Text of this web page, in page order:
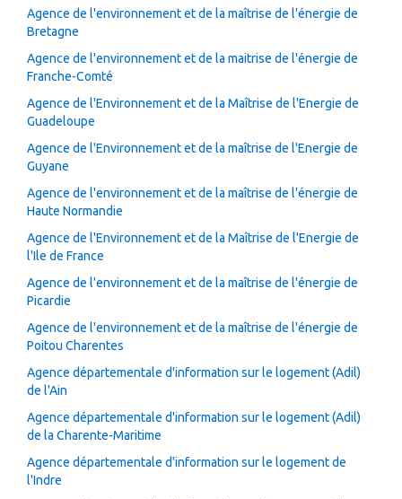
Agence de l'environnement et de la maîtrise de l'énergie de
Bretagne
Agence de l'environnement et de la maitrise de l'énergie de
Franche-Comté
Agence de l'Environnement et de la Maîtrise de l'Energie de
Guadeloupe
Agence de l'Environnement et de la maîtrise de l'Energie de
Guyane
Agence de l'environnement et de la maîtrise de l'énergie de
Haute Normandie
Agence de l'Environnement et de la Maîtrise de l'Energie de
l'Ile de France
Agence de l'environnement et de la maîtrise de l'énergie de
Picardie
Agence de l'environnement et de la maîtrise de l'énergie de
Poitou Charentes
Agence départementale d'information sur le logement (Adil)
de l'Ain
Agence départementale d'information sur le logement (Adil)
de la Charente-Maritime
Agence départementale d'information sur le logement de
l'Indre